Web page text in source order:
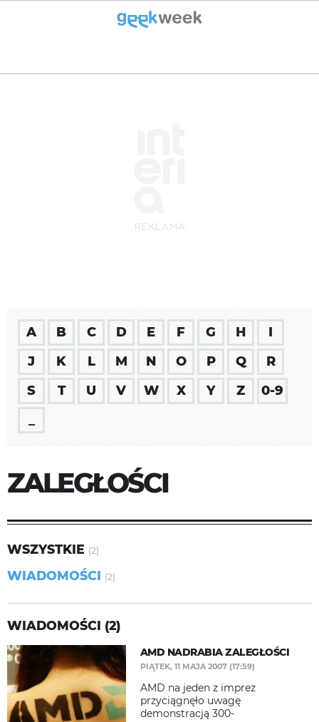
A B C D E F G H
I
J
K L M N O P Q
R
S
T U V W X Y Z
0-9
ZALEGŁOŚCI
WSZYSTKIE (2)
WIADOMOŚCI (2)
WIADOMOŚCI (2)
AMD NADRABIA ZALEGŁOŚCI
PIĄTEK, 11 MAJA 2007 (17:59)
AMD na jeden z imprez
przyciągnęło uwagę
demonstracją 300-